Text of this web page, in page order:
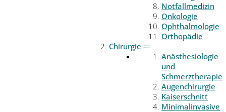
Notfallmedizin
Onkologie
Ophthalmologie
Orthopädie
Chirurgie
Anästhesiologie
und
Schmerztherapie
Augenchirurgie
Kaiserschnitt
Minimalinvasive